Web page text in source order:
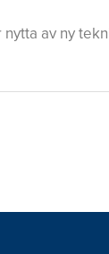
av ny